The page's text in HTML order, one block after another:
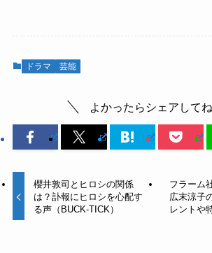
ドラマ 芸能
よかったらシェアしてね
櫻井敦司とヒロシの関係
は？訃報にヒロシを心配す
る声（BUCK-TICK）
フラーム
広末涼子
レントや